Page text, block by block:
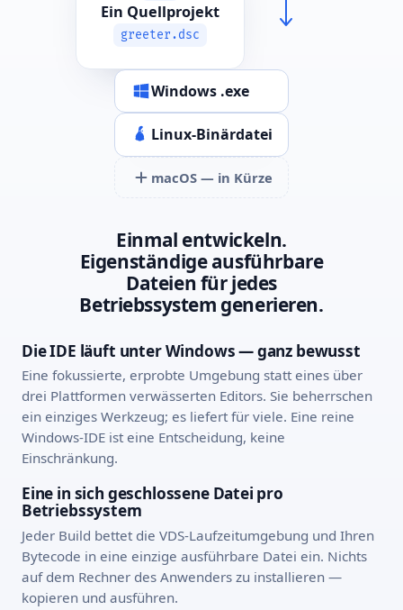
Ein Quellprojekt
greeter.dsc
Windows .exe
Linux-Binärdatei
macOS — in Kürze
Einmal entwickeln.
Eigenständige ausführbare
Dateien für jedes
Betriebssystem generieren.
Die IDE läuft unter Windows — ganz bewusst
Eine fokussierte, erprobte Umgebung statt eines über
drei Plattformen verwässerten Editors. Sie beherrschen
ein einziges Werkzeug; es liefert für viele. Eine reine
Windows-IDE ist eine Entscheidung, keine
Einschränkung.
Eine in sich geschlossene Datei pro
Betriebssystem
Jeder Build bettet die VDS-Laufzeitumgebung und Ihren
Bytecode in eine einzige ausführbare Datei ein. Nichts
auf dem Rechner des Anwenders zu installieren —
kopieren und ausführen.